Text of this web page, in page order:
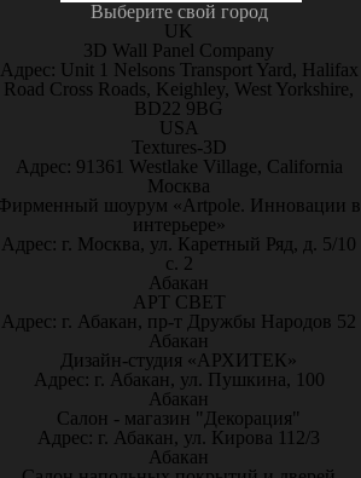
Выберите свой город
UK
3D Wall Panel Company
Адрес: Unit 1 Nelsons Transport Yard, Halifax
Road Cross Roads, Keighley, West Yorkshire,
BD22 9BG
USA
Textures-3D
Адрес: 91361 Westlake Village, California
Москва
шоурум «Artpole. Инновации в
интерьере»
Адрес: г. Москва, ул. Каретный Ряд, д. 5/10
с. 2
Абакан
АРТ СВЕТ
Адрес: г. Абакан, пр-т Дружбы Народов 52
Абакан
Дизайн-студия «АРХИТЕК»
Адрес: г. Абакан, ул. Пушкина, 100
Абакан
Салон - магазин "Декорация"
Адрес: г. Абакан, ул. Кирова 112/3
Абакан